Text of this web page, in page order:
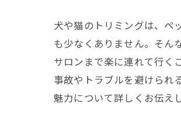
犬や猫のトリミングは、ペ
も少なくありません。そん
サロンまで楽に連れて行く
事故やトラブルを避けられ
魅力について詳しくお伝え